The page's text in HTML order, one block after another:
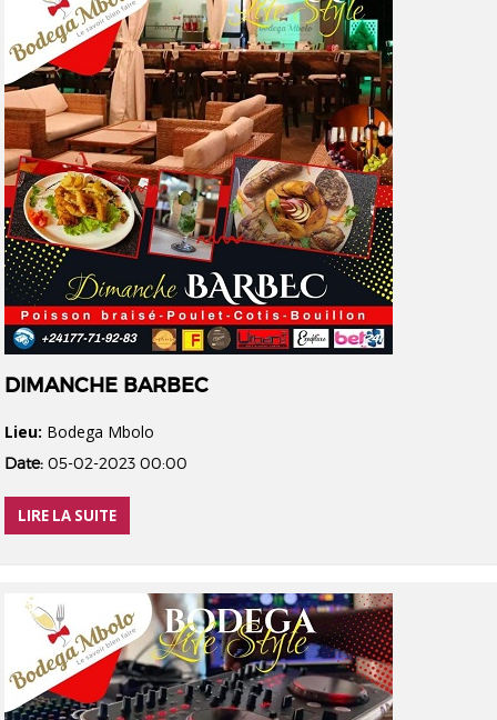
DIMANCHE BARBEC
Lieu: Bodega Mbolo
Date: 05-02-2023 00:00
LIRE LA SUITE